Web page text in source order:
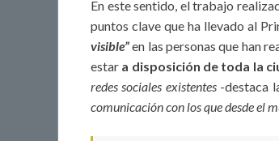
En este sentido, el trabajo
puntos clave que ha llevado al
visible”en las personas que han
estar a disposición de toda la
redes sociales existentes -destaca
comunicación con los que desde el